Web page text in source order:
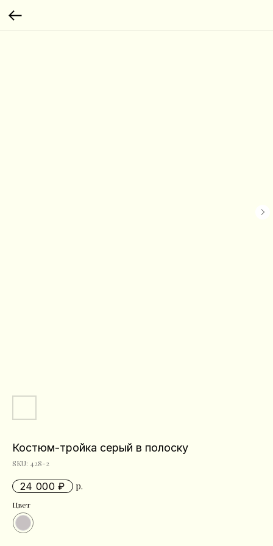
Костюм-тройка серый в полоску
SKU: 428-2
24 000 р.
Цвет